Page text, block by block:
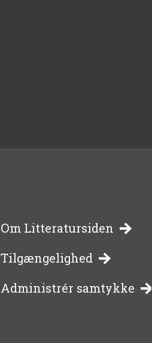
-
bibliotekernes
Om Litteratursiden
Tilgængelighed
Administrér samtykke